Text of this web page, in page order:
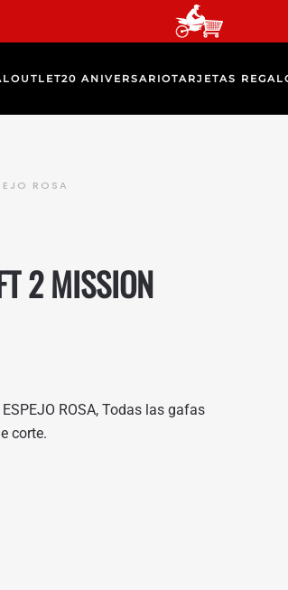
OUTLET20 ANIVERSARIOTARJETAS
ROSA
2 MISSION
ROSA, Todas las gafas
corte.